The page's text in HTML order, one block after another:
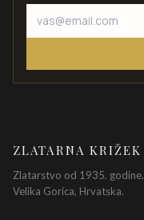
ZLATARNA KRIŽEK
Zlatarstvo od 1935. godine.
Velika Gorica, Hrvatska.